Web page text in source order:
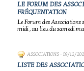
LE FORUM DES
FRÉQUENTATION
Le Forum des Associations
midi , au lieu du samedi
ASSOCIATIONS- 09/12/
LISTE DES